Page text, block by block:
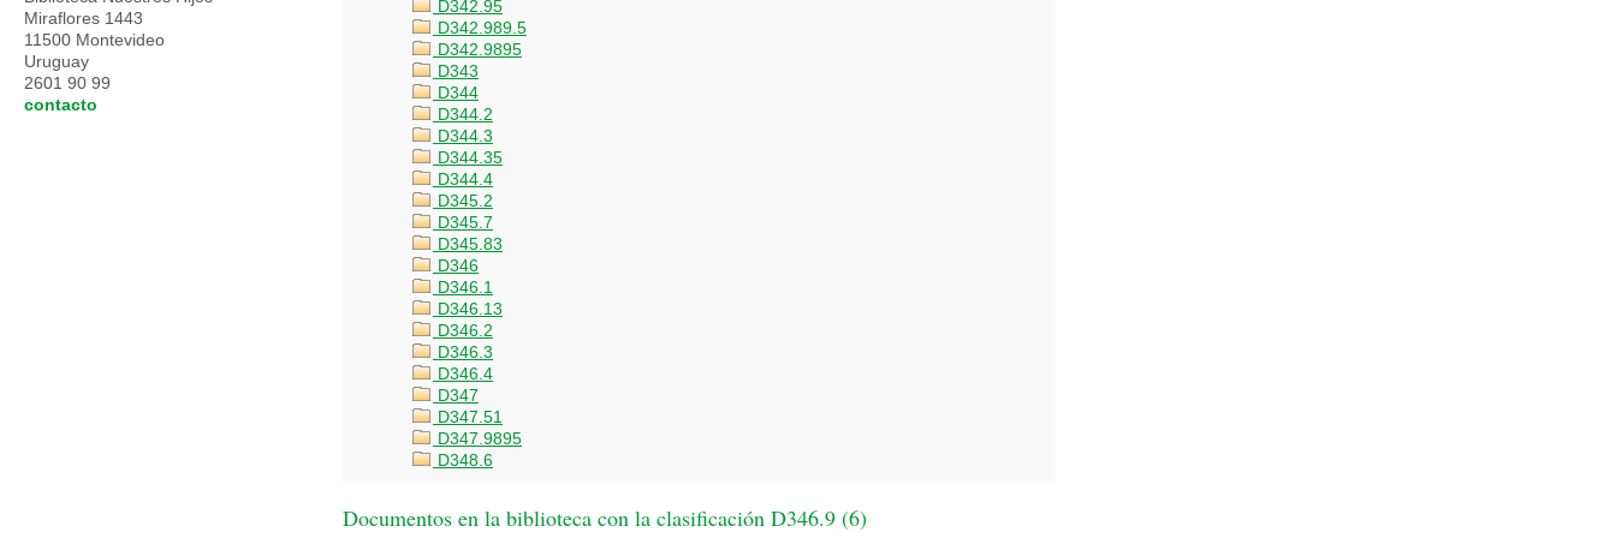
D342.95
D342.989.5
D342.9895
D343
D344
D344.2
D344.3
D344.35
D344.4
D345.2
D345.7
D345.83
D346
D346.1
D346.13
D346.2
D346.3
D346.4
D347
D347.51
D347.9895
D348.6
Documentos en la biblioteca con la clasificación D346.9 (6)
Miraflores 1443
11500 Montevideo
Uruguay
2601 90 99
contacto